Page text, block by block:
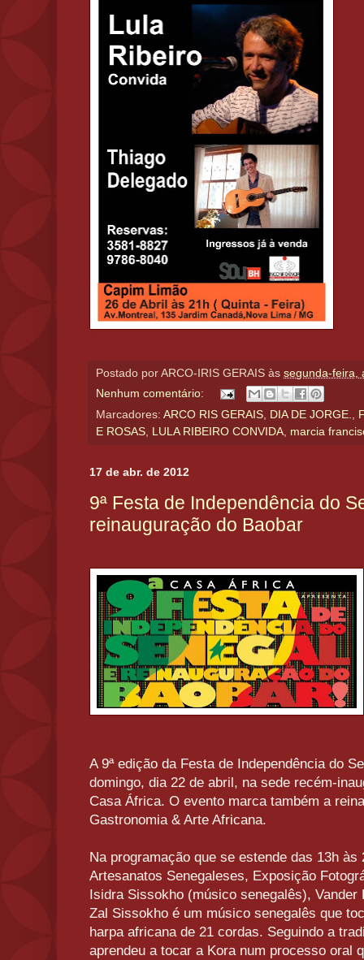
Postado por ARCO-IRIS GERAIS às segunda-feira,
Nenhum comentário:
Marcadores: ARCO RIS GERAIS, DIA DE JORGE.,
E ROSAS, LULA RIBEIRO CONVIDA, marcia
17 de abr. de 2012
9ª Festa de Independência do
reinauguração do Baobar
A 9ª edição da Festa de Independência do
domingo, dia 22 de abril, na sede recém-
Casa África. O evento marca também a
Gastronomia & Arte Africana.
Na programação que se estende das 13h
Artesanatos Senegaleses, Exposição
Isidra Sissokho (músico senegalês), Vander
Zal Sissokho é um músico senegalês que
harpa africana de 21 cordas. Seguindo a
aprendeu a tocar a Kora num processo oral